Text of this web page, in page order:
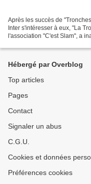
Après les succès de
Inter s'intéresser à eux, "La
l'association "C'est Slam", a
Hébergé par Overblog
Top articles
Pages
Contact
Signaler un abus
C.G.U.
Cookies et données
Préférences cookies